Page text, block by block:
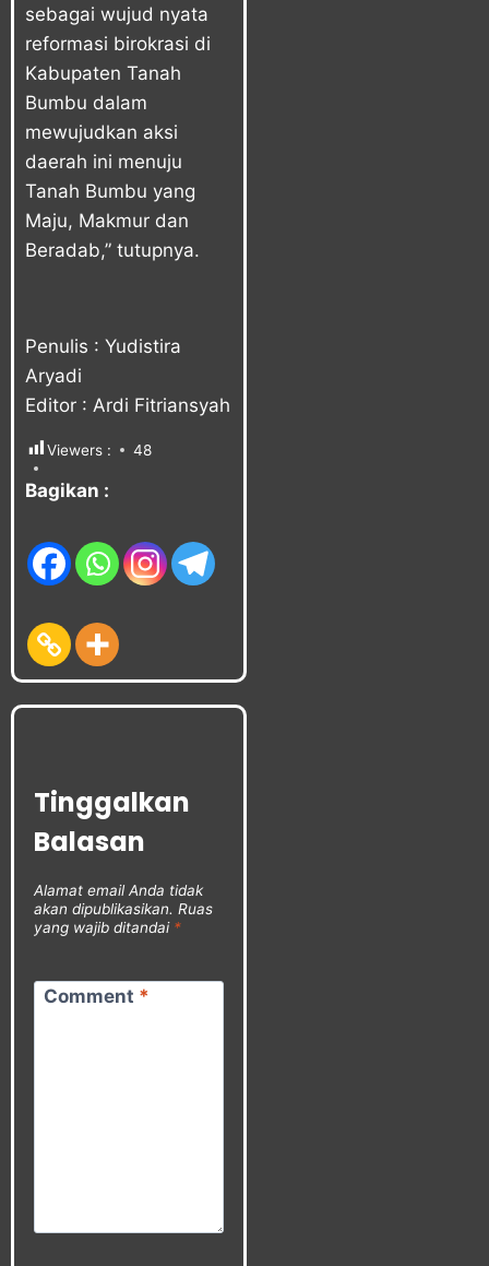
sebagai wujud nyata
reformasi birokrasi di
Kabupaten Tanah
Bumbu dalam
mewujudkan aksi
daerah ini menuju
Tanah Bumbu yang
Maju, Makmur dan
Beradab,” tutupnya.
Penulis : Yudistira
Aryadi
Editor : Ardi Fitriansyah
Viewers : 48
Bagikan :
Tinggalkan
Balasan
Alamat email Anda tidak
akan dipublikasikan. Ruas
yang wajib ditandai *
Comment *